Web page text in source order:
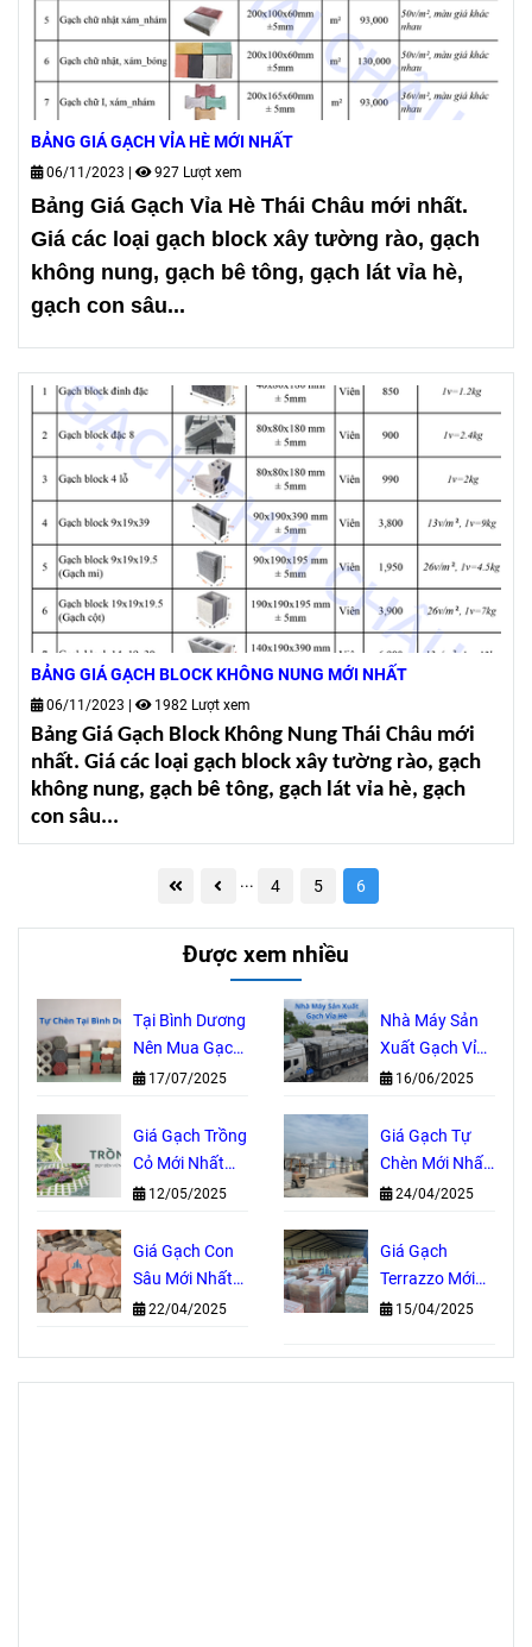
BẢNG GIÁ GẠCH VỈA HÈ MỚI NHẤT
06/11/2023 927 Lượt xem
Bảng Giá Gạch Vỉa Hè Thái Châu mới nhất.
Giá các loại gạch block xây tường rào, gạch
không nung, gạch bê tông, gạch lát vỉa hè,
gạch con sâu...
BẢNG GIÁ GẠCH BLOCK KHÔNG NUNG MỚI NHẤT
06/11/2023 | 1982 Lượt xem
Bảng Giá Gạch Block Không Nung Thái Châu mới
nhất. Giá các loại gạch block xây tường rào, gạch
không nung, gạch bê tông, gạch lát vỉa hè, gạch
con sâu...
... 4 5 6
Được xem nhiều
Tại Bình Dương
Nên Mua Gạch
Tự Chèn Ở
17/07/2025
Nhà Máy Sản
Xuất Gạch Vỉa
Hè Uy Tín Tại
16/06/2025
Giá Gạch Trồng
Cỏ Mới Nhất
2025
12/05/2025
Giá Gạch Tự
Chèn Mới Nhất
2025
24/04/2025
Giá Gạch Con
Sâu Mới Nhất
2025
22/04/2025
Giá Gạch
Terrazzo Mới
Nhất 2025
15/04/2025